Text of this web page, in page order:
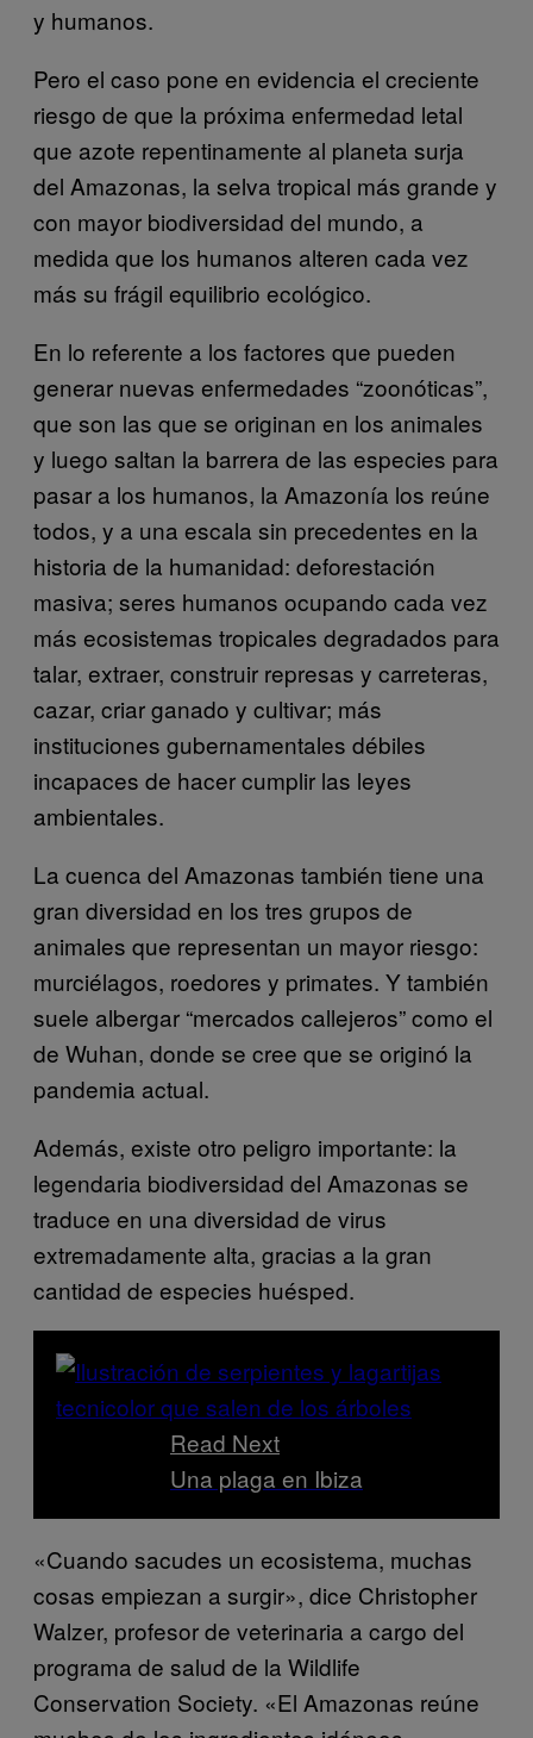
y humanos.
Pero el caso pone en evidencia el creciente
riesgo de que la próxima enfermedad letal
que azote repentinamente al planeta surja
del Amazonas, la selva tropical más grande y
con mayor biodiversidad del mundo, a
medida que los humanos alteren cada vez
más su frágil equilibrio ecológico.
En lo referente a los factores que pueden
generar nuevas enfermedades “zoonóticas”,
que son las que se originan en los animales
y luego saltan la barrera de las especies para
pasar a los humanos, la Amazonía los reúne
todos, y a una escala sin precedentes en la
historia de la humanidad: deforestación
masiva; seres humanos ocupando cada vez
más ecosistemas tropicales degradados para
talar, extraer, construir represas y carreteras,
cazar, criar ganado y cultivar; más
instituciones gubernamentales débiles
incapaces de hacer cumplir las leyes
ambientales.
La cuenca del Amazonas también tiene una
gran diversidad en los tres grupos de
animales que representan un mayor riesgo:
murciélagos, roedores y primates. Y también
suele albergar “mercados callejeros” como el
de Wuhan, donde se cree que se originó la
pandemia actual.
Además, existe otro peligro importante: la
legendaria biodiversidad del Amazonas se
traduce en una diversidad de virus
extremadamente alta, gracias a la gran
cantidad de especies huésped.
Read Next
Una plaga en Ibiza
«Cuando sacudes un ecosistema, muchas
cosas empiezan a surgir», dice Christopher
Walzer, profesor de veterinaria a cargo del
programa de salud de la Wildlife
Conservation Society. «El Amazonas reúne